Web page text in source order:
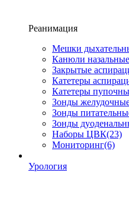
Реанимация
Мешки
Канюли
Закрытые
Катетеры
Катетеры
Зонды
Зонды
Зонды
Наборы ЦВК(23)
Мониторинг(6)
Урология